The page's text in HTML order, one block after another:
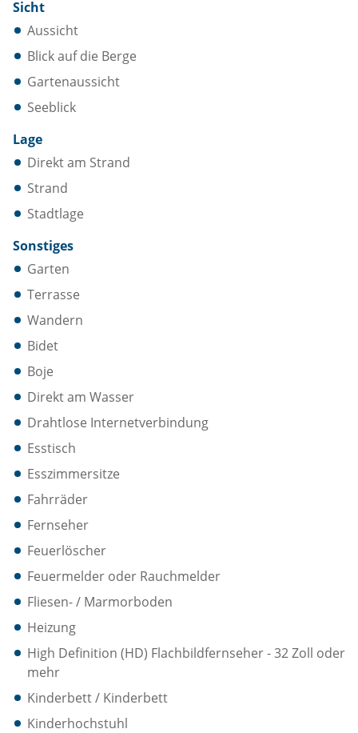
Sicht
Aussicht
Blick auf die Berge
Gartenaussicht
Seeblick
Lage
Direkt am Strand
Strand
Stadtlage
Sonstiges
Garten
Terrasse
Wandern
Bidet
Boje
Direkt am Wasser
Drahtlose Internetverbindung
Esstisch
Esszimmersitze
Fahrräder
Fernseher
Feuerlöscher
Feuermelder oder Rauchmelder
Fliesen- / Marmorboden
Heizung
High Definition (HD) Flachbildfernseher - 32 Zoll oder
mehr
Kinderbett / Kinderbett
Kinderhochstuhl